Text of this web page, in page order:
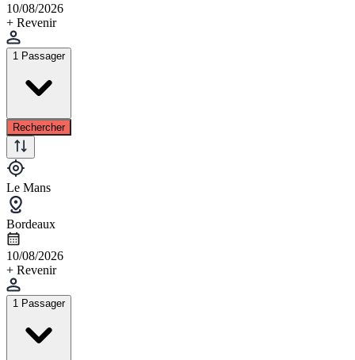
10/08/2026
+ Revenir
1 Passager
Rechercher
Le Mans
Bordeaux
10/08/2026
+ Revenir
1 Passager